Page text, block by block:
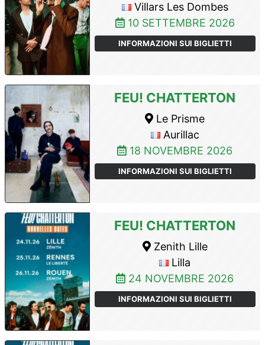
Villars Les Dombes
10 SETTEMBRE 2026
INFORMAZIONI SUI BIGLIETTI
FEU! CHATTERTON
Le Prisme
Aurillac
18 NOVEMBRE 2026
INFORMAZIONI SUI BIGLIETTI
FEU! CHATTERTON
Zenith Lille
Lilla
24 NOVEMBRE 2026
INFORMAZIONI SUI BIGLIETTI